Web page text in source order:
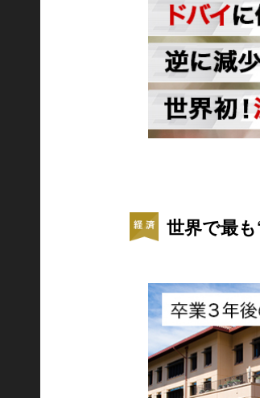
世界で最